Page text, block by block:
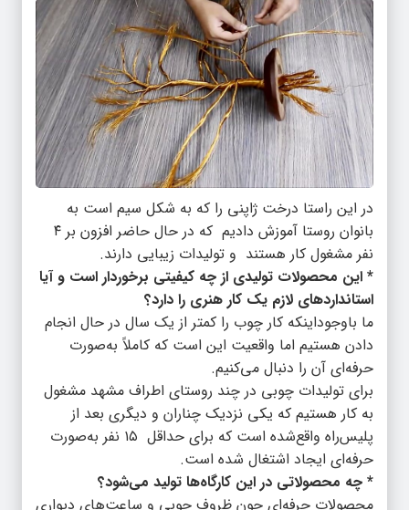
در این راستا درخت ژاپنی را که به شکل سیم است به
بانوان روستا آموزش دادیم که در حال حاضر افزون بر ۴
نفر مشغول کار هستند و تولیدات زیبایی دارند.
* این محصولات تولیدی از چه کیفیتی برخوردار است و آیا
استانداردهای لازم یک کار هنری را دارد؟
ما باوجوداینکه کار چوب را کمتر از یک سال در حال انجام
دادن هستیم اما واقعیت این است که کاملاً به‌صورت
حرفه‌ای آن را دنبال می‌کنیم.
برای تولیدات چوبی در چند روستای اطراف مشهد مشغول
به کار هستیم که یکی نزدیک چناران و دیگری بعد از
پلیس‌راه واقع‌شده است که برای حداقل ۱۵ نفر به‌صورت
حرفه‌ای ایجاد اشتغال شده است.
* چه محصولاتی در این کارگاه‌ها تولید می‌شود؟
محصولات حرفه‌ای چون ظروف چوبی و ساعت‌های دیواری